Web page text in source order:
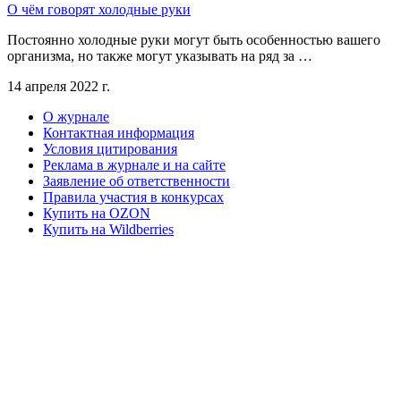
О чём говорят холодные руки
Постоянно холодные руки могут быть особенностью вашего
организма, но также могут указывать на ряд за …
14 апреля 2022 г.
О журнале
Контактная информация
Условия цитирования
Реклама в журнале и на сайте
Заявление об ответственности
Правила участия в конкурсах
Купить на OZON
Купить на Wildberries